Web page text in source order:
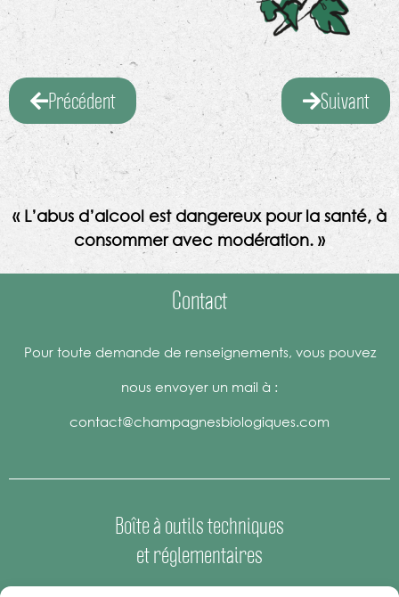
Précédent Suivant
« L’abus d’alcool est dangereux pour la santé, à
consommer avec modération. »
Contact
Pour toute demande de renseignements, vous pouvez
nous envoyer un mail à :
contact@champagnesbiologiques.com
Boîte à outils techniques
et réglementaires